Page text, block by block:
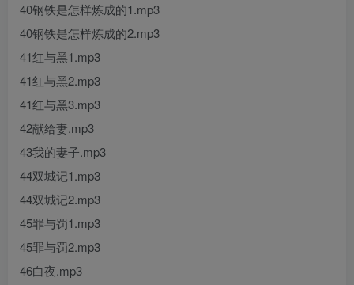
40钢铁是怎样炼成的1.mp3
40钢铁是怎样炼成的2.mp3
41红与黑1.mp3
41红与黑2.mp3
41红与黑3.mp3
42献给妻.mp3
43我的妻子.mp3
44双城记1.mp3
44双城记2.mp3
45罪与罚1.mp3
45罪与罚2.mp3
46白夜.mp3